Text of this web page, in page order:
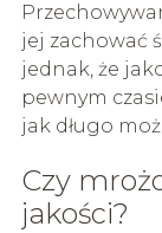
jej zachować
jednak, że
pewnym
jak długo
Czy
jakości?